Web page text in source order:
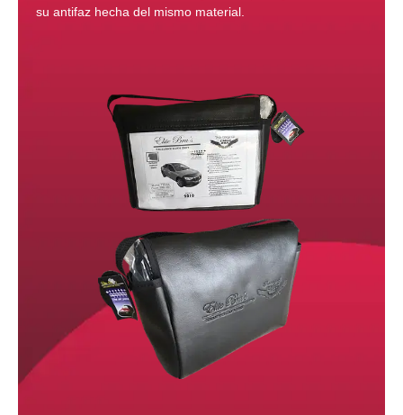
su antifaz hecha del mismo material.